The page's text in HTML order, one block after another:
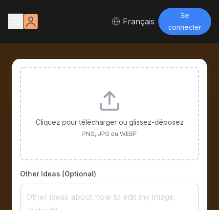
Français
Se
connecter
Cliquez pour télécharger ou glissez-déposez
PNG, JPG ou WEBP
Other Ideas (Optional)